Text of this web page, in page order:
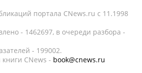
портала CNews.ru c 11.1998
- 1462697, в очереди разбора -
- 199002.
CNews - book@cnews.ru